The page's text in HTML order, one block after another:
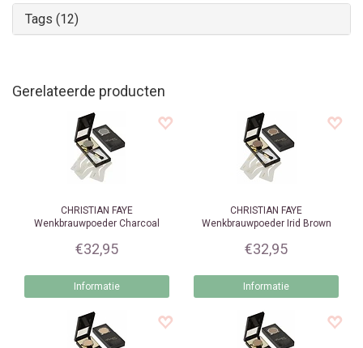
Tags (12)
Gerelateerde producten
CHRISTIAN FAYE
Wenkbrauwpoeder Charcoal
€32,95
Informatie
CHRISTIAN FAYE
Wenkbrauwpoeder Irid Brown
€32,95
Informatie